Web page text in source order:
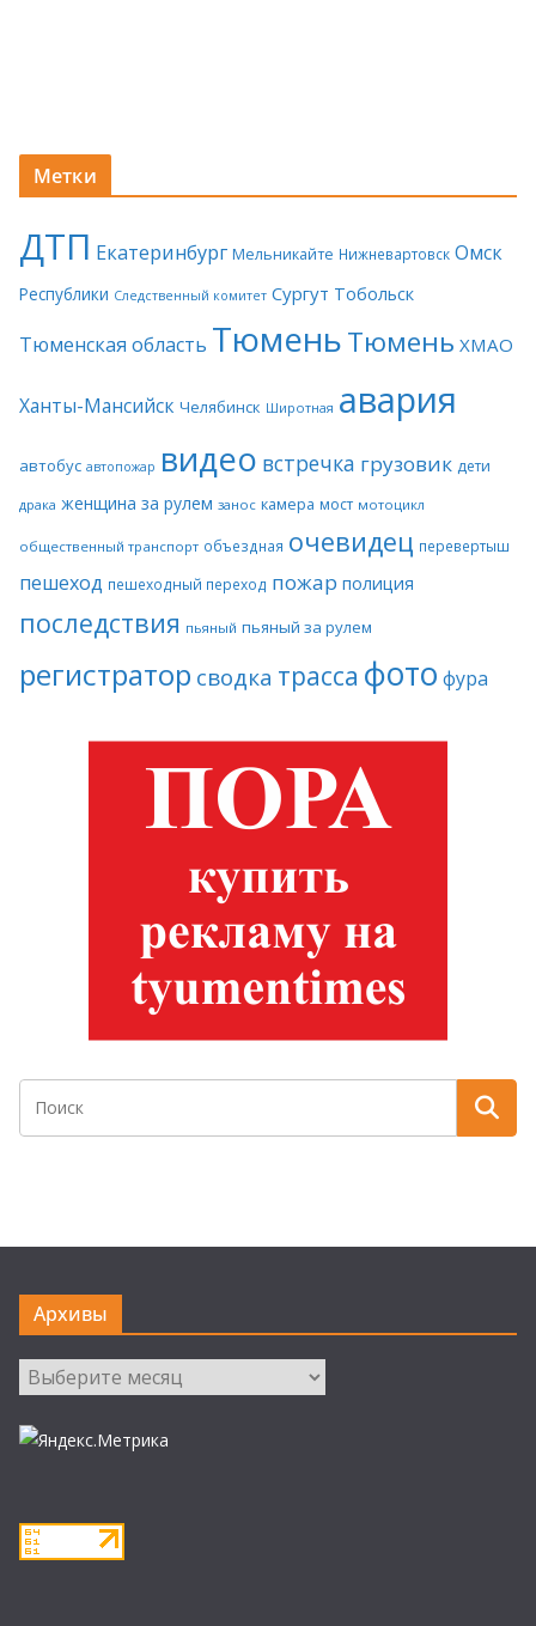
Метки
ДТП Екатеринбург Мельникайте Нижневартовск Омск
Республики Следственный комитет Сургут Тобольск
Тюменская область ТюменьТюмень ХМАО
Ханты-Мансийск Челябинск Широтная авария
автобус автопожар видео встречка грузовик дети
драка женщина за рулем занос камера мост мотоцикл
общественный транспорт объездная очевидец перевертыш
пешеход пешеходный переход пожар полиция
последствия пьяный пьяный за рулем
регистратор сводка трасса фото фура
Архивы
Архивы